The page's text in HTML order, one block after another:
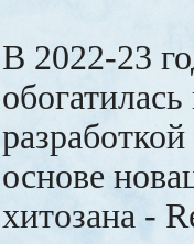
В 2022-23
основе
хитозана -